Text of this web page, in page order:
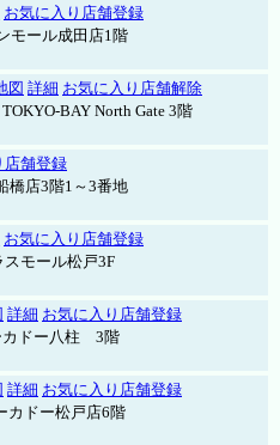
お気に入り店舗登録
モール成田店1階
図 詳細 お気に入り店舗解除
BAY North Gate 3階
店舗登録
橋店3階1～3番地
お気に入り店舗登録
モール松戸3F
詳細 お気に入り店舗登録
カドー八柱 3階
詳細 お気に入り店舗登録
ドー松戸店6階